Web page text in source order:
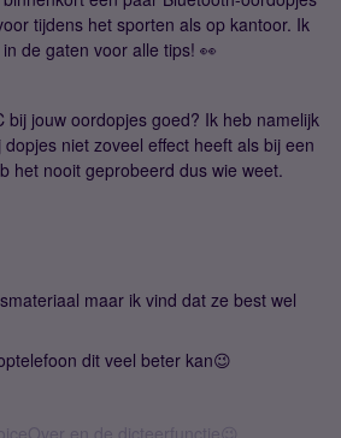
tijdens het sporten als op kantoor. Ik
de gaten voor alle tips! 👀
bij jouw oordopjes goed? Ik heb namelijk
niet zoveel effect heeft als bij een
het nooit geprobeerd dus wie weet.
maar ik vind dat ze best wel
dit veel beter kan😉
en de dicteerfunctie😉